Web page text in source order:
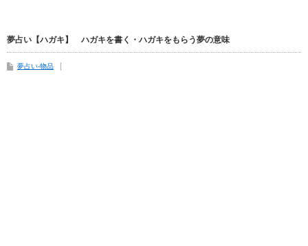
夢占い【ハガキ】 ハガキを書く・ハガキをもらう夢の意味
夢占い-物品